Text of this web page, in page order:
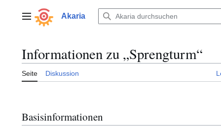
springenHauptmenüAkaria
Informationen zu „Sprengturm“
Seite Diskussion
Basisinformationen